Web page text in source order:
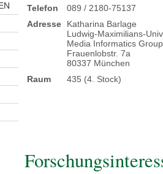
Telefon
089 / 2180-75137
Adresse
Katharina Barlage
Ludwig-Maximilians-
Media Informatics Group
Frauenlobstr. 7a
80337 München
Raum
435 (4. Stock)